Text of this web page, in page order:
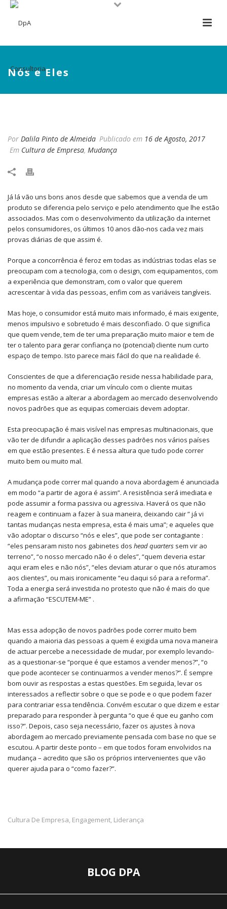
Nós e Eles
Por Dalila Pinto de Almeida Publicado em 16 de Agosto, 2017
Em Cultura de Empresa, Mudança
Já lá vão uns bons anos desde que sabemos que a venda de um
produto se diferencia pelo serviço e pelo atendimento que lhe estão
associados. Mas com o desenvolvimento da utilização da internet
pelos consumidores, os últimos 10 anos dão-nos cada vez mais
provas diárias de que assim é.
Porque a concorrência é feroz em todas as indústrias todas elas se
preocupam com a tecnologia, com o design, com equipamentos, com
a experiência que demonstram, com o valor que querem
acrescentar à vida das pessoas, enfim com as variáveis tangíveis.
Mas hoje, o consumidor está muito mais informado, é mais exigente,
menos impulsivo e sobretudo é mais desconfiado. O que significa
que quem vende, tem de ter uma preparação muito maior e tem de
ter o talento para gerar confiança no (potencial) cliente num curto
espaço de tempo. Isto parece mais fácil do que na realidade é.
Conscientes de que a diferenciação reside nessa habilidade para,
no momento da venda, criar um vínculo com o cliente muitas
empresas estão a alterar a abordagem ao mercado desenvolvendo
novos padrões que as equipas comerciais devem adoptar.
Esta preocupação é mais visível nas empresas multinacionais, que
vão ter de difundir a aplicação desses padrões nos vários países
em que estão presentes. E é nessa altura que tudo pode correr
muito bem ou muito mal.
A mudança pode correr mal quando a nova abordagem é anunciada
em modo “a partir de agora é assim”. A resistência será imediata e
pode assumir a forma passiva ou agressiva. Haverá os que não
reagem e continuam a fazer à sua maneira, deixando cair ” já vi
tantas mudanças nesta empresa, esta é mais uma”; e aqueles que
vão adoptar o discurso “nós e eles”, que pode ser contagiante :
“eles pensaram nisto nos gabinetes dos head quarters sem vir ao
terreno”, “o nosso mercado não é o deles”, “quem deveria estar
aqui eram eles e não nós”, “eles deviam aturar o que nós aturamos
aos clientes”, ou mais ironicamente “eu daqui só para a reforma”.
Toda a energia será investida no protesto que não é mais do que
a afirmação “ESCUTEM-ME” .
Mas essa adopção de novos padrões pode correr muito bem
quando a maioria das pessoas a quem é exigida uma nova maneira
de actuar percebe a necessidade de mudar, por exemplo levando-
as a questionar-se “porque é que estamos a vender menos?”, “o
que pode acontecer se continuarmos a vender menos?”. É sempre
bom ouvir as respostas a estas questões. Em seguida, levar os
interessados a reflectir sobre o que se pode e o que podem fazer
para contrariar essa tendência. Convém escutar o que dizem e estar
preparado para responder à pergunta “o que é que eu ganho com
isso?”. Depois, caso seja necessário, fazer os ajustes à nova
abordagem ao mercado previamente pensada com base no que se
escutou. A partir deste ponto – em que todos foram envolvidos na
mudança – acredito que são os próprios intervenientes que vão
querer ajuda para o “como fazer?”.
Cultura De Empresa, Engagement, Liderança
BLOG DPA